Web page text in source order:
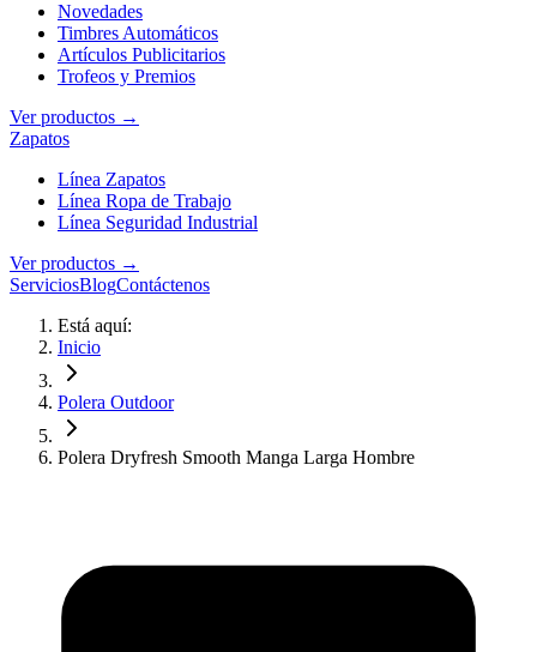
Novedades
Timbres Automáticos
Artículos Publicitarios
Trofeos y Premios
Ver productos →
Zapatos
Línea Zapatos
Línea Ropa de Trabajo
Línea Seguridad Industrial
Ver productos →
ServiciosBlogContáctenos
Está aquí:
Inicio
Polera Outdoor
Polera Dryfresh Smooth Manga Larga Hombre